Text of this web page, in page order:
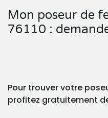
Mon poseur de
76110 :
Pour trouver votre
profitez gratuitement